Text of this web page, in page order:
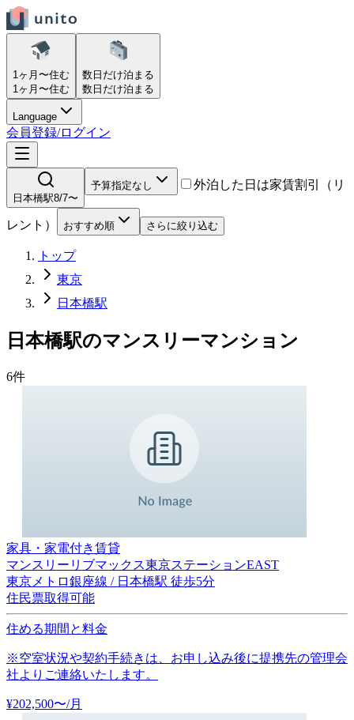
1ヶ月〜住む
1ヶ月〜住む
数日だけ泊まる
数日だけ泊まる
Language
会員登録/ログイン
日本橋駅8/7〜
予算指定なし 外泊した日は家賃割引（リ
レント） おすすめ順 さらに絞り込む
トップ
東京
日本橋駅
日本橋駅のマンスリーマンション
6件
家具・家電付き賃貸
マンスリーリブマックス東京ステーションEAST
東京メトロ銀座線 / 日本橋駅 徒歩5分
住民票取得可能
住める期間と料金
※空室状況や契約手続きは、お申し込み後に提携先の管理会
社よりご連絡いたします。
¥202,500〜/月